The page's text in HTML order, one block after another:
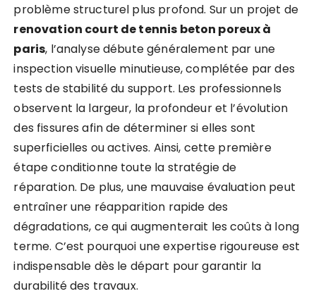
problème structurel plus profond. Sur un projet de
renovation court de tennis beton poreux à
paris, l’analyse débute généralement par une
inspection visuelle minutieuse, complétée par des
tests de stabilité du support. Les professionnels
observent la largeur, la profondeur et l’évolution
des fissures afin de déterminer si elles sont
superficielles ou actives. Ainsi, cette première
étape conditionne toute la stratégie de
réparation. De plus, une mauvaise évaluation peut
entraîner une réapparition rapide des
dégradations, ce qui augmenterait les coûts à long
terme. C’est pourquoi une expertise rigoureuse est
indispensable dès le départ pour garantir la
durabilité des travaux.